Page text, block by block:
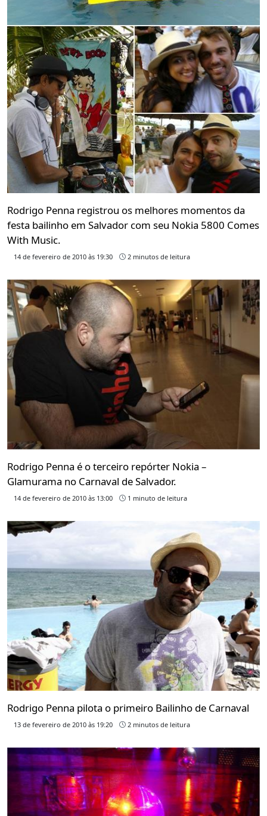
Rodrigo Penna registrou os melhores momentos da
festa bailinho em Salvador com seu Nokia 5800 Comes
With Music.
14 de fevereiro de 2010 às 19:30 2 minutos de leitura
Rodrigo Penna é o terceiro repórter Nokia –
Glamurama no Carnaval de Salvador.
14 de fevereiro de 2010 às 13:00 1 minuto de leitura
Rodrigo Penna pilota o primeiro Bailinho de Carnaval
13 de fevereiro de 2010 às 19:20 2 minutos de leitura